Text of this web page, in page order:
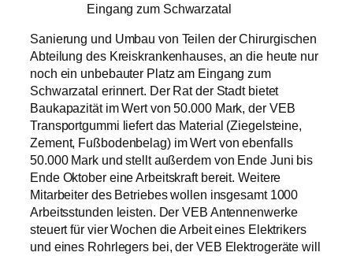
Eingang zum Schwarzatal
Sanierung und Umbau von Teilen der Chirurgischen
Abteilung des Kreiskrankenhauses, an die heute nur
noch ein unbebauter Platz am Eingang zum
Schwarzatal erinnert. Der Rat der Stadt bietet
Baukapazität im Wert von 50.000 Mark, der VEB
Transportgummi liefert das Material (Ziegelsteine,
Zement, Fußbodenbelag) im Wert von ebenfalls
50.000 Mark und stellt außerdem von Ende Juni bis
Ende Oktober eine Arbeitskraft bereit. Weitere
Mitarbeiter des Betriebes wollen insgesamt 1000
Arbeitsstunden leisten. Der VEB Antennenwerke
steuert für vier Wochen die Arbeit eines Elektrikers
und eines Rohrlegers bei, der VEB Elektrogeräte will